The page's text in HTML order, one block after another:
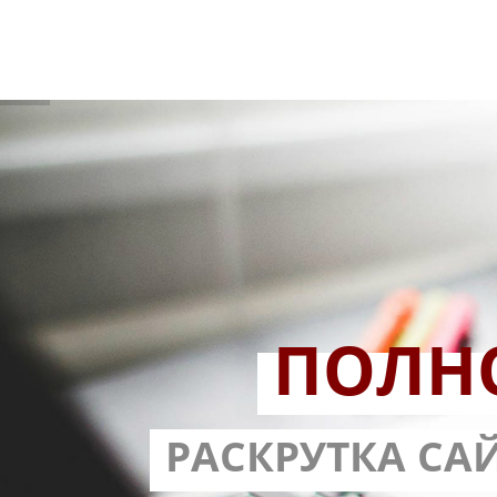
С
РАСКРУТКА